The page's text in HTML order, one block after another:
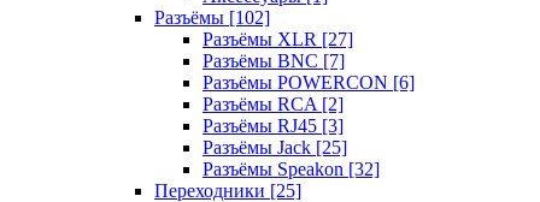
Разъёмы [102]
Разъёмы XLR [27]
Разъёмы BNC [7]
Разъёмы POWERCON [6]
Разъёмы RCA [2]
Разъёмы RJ45 [3]
Разъёмы Jack [25]
Разъёмы Speakon [32]
Переходники [25]